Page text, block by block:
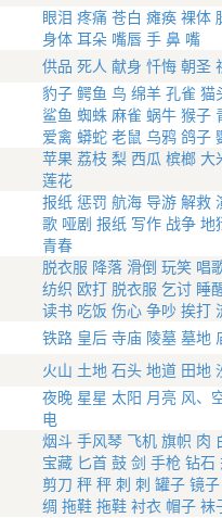
眼泪 疼痛 苍白 瘫痪 裸体
身体 耳朵 嘴唇 手 鼻 嘴
供品 死人 献身 忏悔 朝圣
豹子 鳄鱼 鸟 绵羊 孔雀 猫
鲨鱼 蜘蛛 麻雀 蜗牛 猴子
爱禽 蟒蛇 老鼠 乌鸦 鸽子
苹果 荔枝 梨 西瓜 槟榔 大
莲花
报纸 惩罚 航海 导游 解救
歌 哑剧 报纸 写作 战争 地
青春
脱衣服 降落 滑倒 玩笑 唱
纺织 欧打 脱衣服 乞讨 睡
读书 吃饭 伤心 争吵 挨打
铁路 皇后 寺庙 陵墓 墓地
火山 土地 石头 地道 田地
夜晚 星星 太阳 月亮 风、
电
烟斗 手风琴 飞机 旗帜 肉
宝藏 匕首 鼓 剑 手枪 钻石
剪刀 秤 秤 刺 刺 罐子 镜子
绸 拖鞋 拖鞋 衬衣 帽子 袜